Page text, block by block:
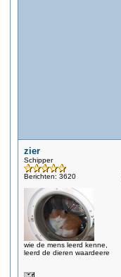
zier
Schipper
Berichten: 3620
wie de mens leerd kenne,
leerd de dieren waardeere